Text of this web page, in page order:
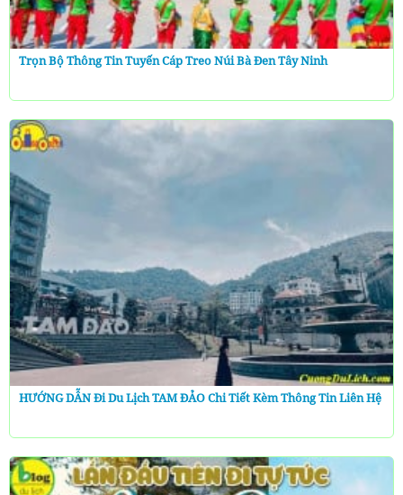
Trọn Bộ Thông Tin Tuyến Cáp Treo Núi Bà Đen Tây Ninh
HƯỚNG DẪN Đi Du Lịch TAM ĐẢO Chi Tiết Kèm Thông Tin Liên Hệ